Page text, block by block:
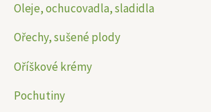
Oleje, ochucovadla, sladidla
Ořechy, sušené plody
Oříškové krémy
Pochutiny